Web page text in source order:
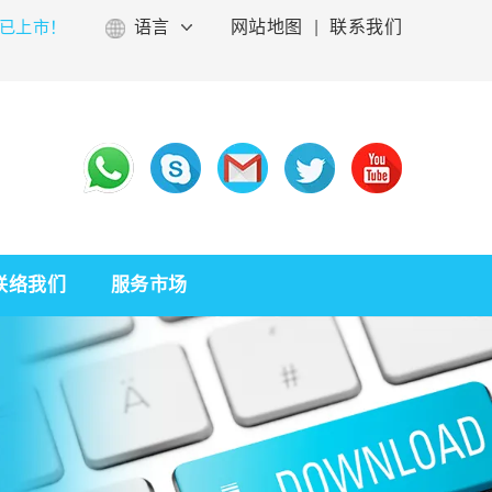
上市！ 语言 网站地图 联系我们
络我们 服务市场